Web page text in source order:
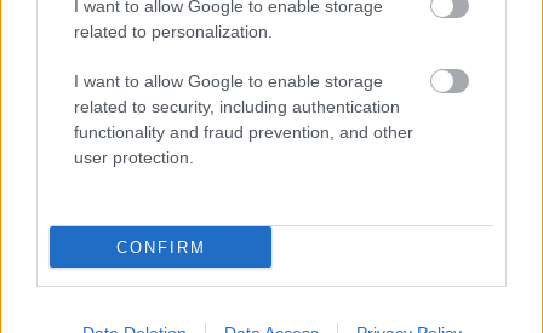
I want to allow Google to enable storage
related to personalization.
I want to allow Google to enable storage
related to security, including authentication
functionality and fraud prevention, and other
user protection.
CONFIRM
Προσθήκη Σχολίου